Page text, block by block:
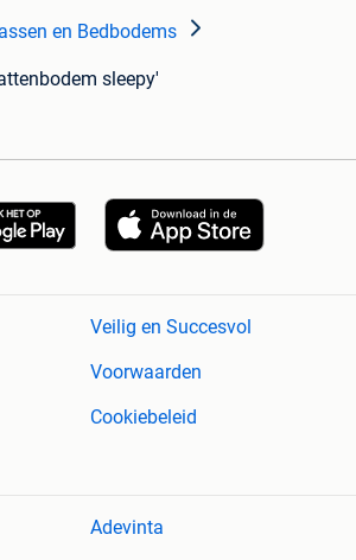
en Bedbodems
sleepy'
Veilig en Succesvol
Voorwaarden
Cookiebeleid
Adevinta